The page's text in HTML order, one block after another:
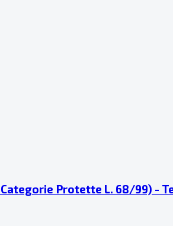
Protette L. 68/99) -